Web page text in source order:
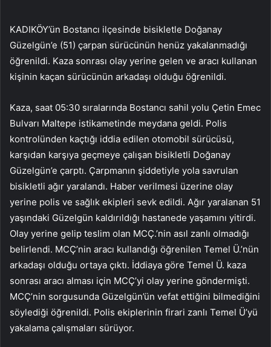
KADIKÖY’ün Bostancı ilçesinde bisikletle Doğanay
Güzelgün’e (51) çarpan sürücünün henüz yakalanmadığı
öğrenildi. Kaza sonrası olay yerine gelen ve aracı kullanan
kişinin kaçan sürücünün arkadaşı olduğu öğrenildi.
Kaza, saat 05:30 sıralarında Bostancı sahil yolu Çetin Emec
Bulvarı Maltepe istikametinde meydana geldi. Polis
kontrolünden kaçtığı iddia edilen otomobil sürücüsü,
karşıdan karşıya geçmeye çalışan bisikletli Doğanay
Güzelgün’e çarptı. Çarpmanın şiddetiyle yola savrulan
bisikletli ağır yaralandı. Haber verilmesi üzerine olay
yerine polis ve sağlık ekipleri sevk edildi. Ağır yaralanan 51
yaşındaki Güzelgün kaldırıldığı hastanede yaşamını yitirdi.
Olay yerine gelip teslim olan MCÇ.’nin asıl zanlı olmadığı
belirlendi. MCÇ’nin aracı kullandığı öğrenilen Temel Ü.’nün
arkadaşı olduğu ortaya çıktı. İddiaya göre Temel Ü. kaza
sonrası aracı alması için MCÇ’yi olay yerine göndermişti.
MCÇ’nin sorgusunda Güzelgün’ün vefat ettiğini bilmediğini
söylediği öğrenildi. Polis ekiplerinin firari zanlı Temel Ü’yü
yakalama çalışmaları sürüyor.